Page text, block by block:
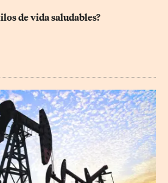
de vida saludables?